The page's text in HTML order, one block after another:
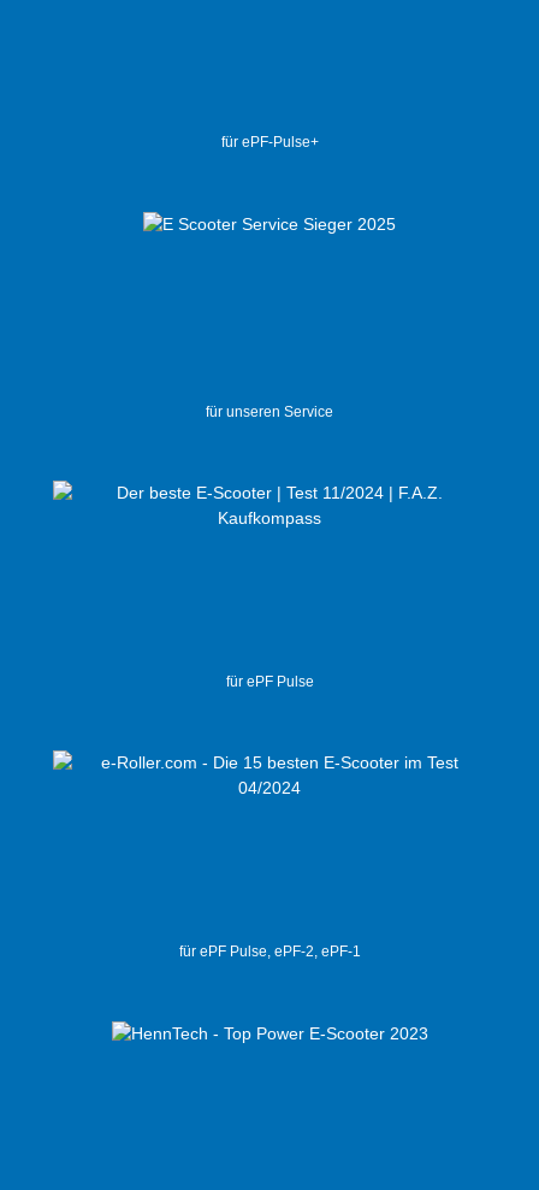
für ePF-Pulse+
für unseren Service
für ePF Pulse
für ePF Pulse, ePF-2, ePF-1